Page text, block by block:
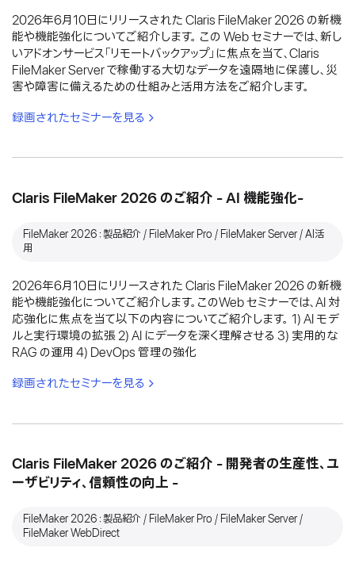
2026年6月10日にリリースされた Claris FileMaker 2026 の新機
能や機能強化についてご紹介します。 この Web セミナーでは、新し
いアドオンサービス「リモートバックアップ」に焦点を当て、Claris
FileMaker Server で稼働する大切なデータを遠隔地に保護し、災
害や障害に備えるための仕組みと活用方法をご紹介します。
録画されたセミナーを見る
Claris FileMaker 2026 のご紹介 - AI 機能強化-
FileMaker 2026：製品紹介 / FileMaker Pro / FileMaker Server / AI活
用
2026年6月10日にリリースされた Claris FileMaker 2026 の新機
能や機能強化についてご紹介します。このWeb セミナーでは、AI 対
応強化に焦点を当て以下の内容についてご紹介します。 1) AI モデ
ルと実行環境の拡張 2) AI にデータを深く理解させる 3) 実用的な
RAG の運用 4) DevOps 管理の強化
録画されたセミナーを見る
Claris FileMaker 2026 のご紹介 - 開発者の生産性、ユ
ーザビリティ、信頼性の向上 -
FileMaker 2026：製品紹介 / FileMaker Pro / FileMaker Server /
FileMaker WebDirect